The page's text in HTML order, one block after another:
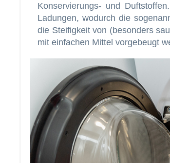
Konservierungs- und
Ladungen, wodurch die
die Steifigkeit von (besonders
mit einfachen Mittel vorgebeugt